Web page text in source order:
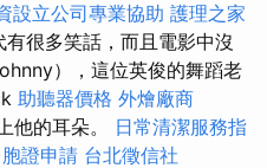
設立公司專業協助 護理之家
很多笑話，而且電影中沒
），這位英俊的舞蹈老
助聽器價格 外燴廠商
他的耳朵。 日常清潔服務指
證申請 台北徵信社